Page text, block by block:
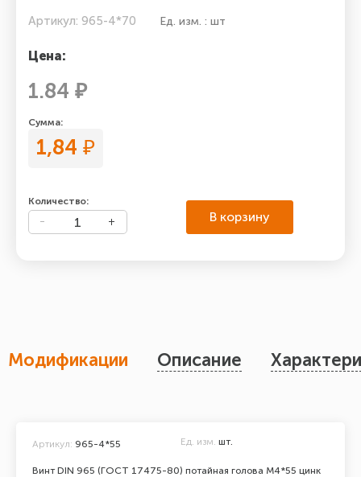
Артикул: 965-4*70 Ед. изм. : шт
Цена:
1.84 ₽
Сумма:
1,84 ₽
Количество:
В корзину
Модификации Описание
Винт DIN 965 (ГОСТ 17475-80) потайная голова М4*55 цинк
Артикул: 965-4*55 Ед. изм. шт.